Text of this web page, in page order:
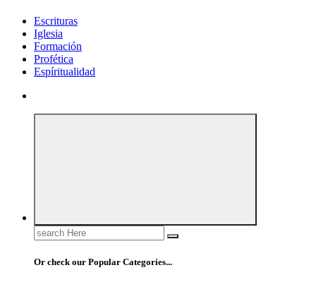
Escrituras
Iglesia
Formación
Profética
Espíritualidad
Search
for:
Or check our Popular Categories...